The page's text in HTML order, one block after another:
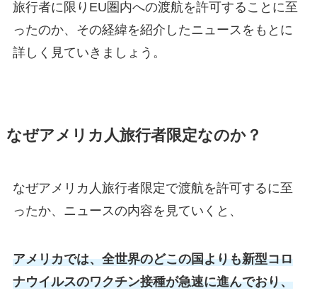
旅行者に限りEU圏内への渡航を許可することに至
ったのか、その経緯を紹介したニュースをもとに
詳しく見ていきましょう。
なぜアメリカ人旅行者限定なのか？
なぜアメリカ人旅行者限定で渡航を許可するに至
ったか、ニュースの内容を見ていくと、
アメリカでは、全世界のどこの国よりも新型コロ
ナウイルスのワクチン接種が急速に進んでおり、